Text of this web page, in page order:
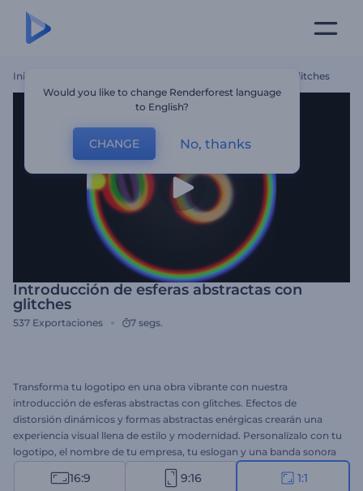
Inicio Introducción De Esferas Abstractas Con Glitches
Introducción de esferas abstractas con
glitches
537 Exportaciones 7 segs.
Transforma tu logotipo en una obra vibrante con nuestra
introducción de esferas abstractas con glitches. Efectos de
distorsión dinámicos y formas abstractas enérgicas crearán una
experiencia visual llena de estilo y modernidad. Personalízalo con tu
logotipo, el nombre de tu empresa, tu eslogan y una banda sonora
única. Ideal para empresas tecnológicas, canales de videojuegos,
creadores de contenido creativo y cualquiera que quiera destacarse
16:9 9:16 1:1
Would you like to change Renderforest language
to English?
CHANGE No, thanks